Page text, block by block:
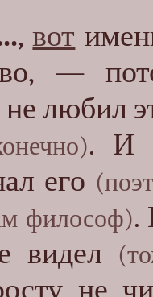
,вот
—
не любил
. И
его
философ).
видел
не